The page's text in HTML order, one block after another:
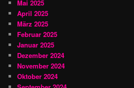
Mai 2025
April 2025
März 2025
Februar 2025
Januar 2025
Dezember 2024
November 2024
Oktober 2024